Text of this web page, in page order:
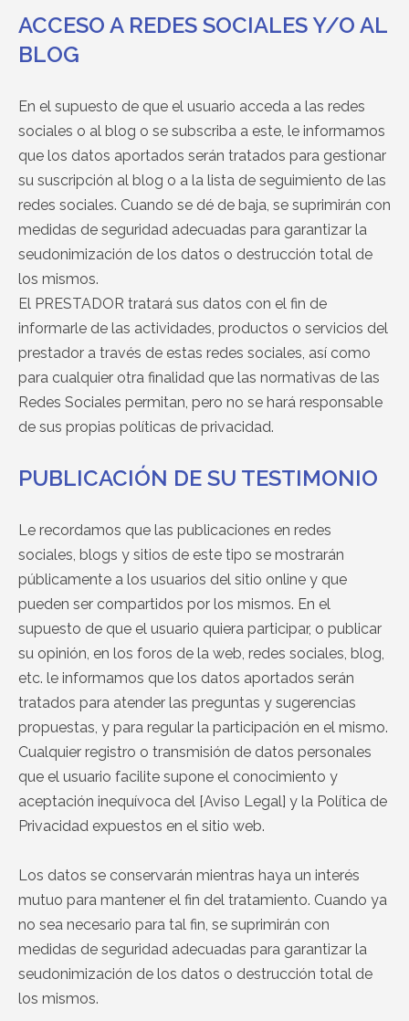
ACCESO A REDES SOCIALES Y/O AL
BLOG
En el supuesto de que el usuario acceda a las redes
sociales o al blog o se subscriba a este, le informamos
que los datos aportados serán tratados para gestionar
su suscripción al blog o a la lista de seguimiento de las
redes sociales. Cuando se dé de baja, se suprimirán con
medidas de seguridad adecuadas para garantizar la
seudonimización de los datos o destrucción total de
los mismos.
El PRESTADOR tratará sus datos con el fin de
informarle de las actividades, productos o servicios del
prestador a través de estas redes sociales, así como
para cualquier otra finalidad que las normativas de las
Redes Sociales permitan, pero no se hará responsable
de sus propias políticas de privacidad.
PUBLICACIÓN DE SU TESTIMONIO
Le recordamos que las publicaciones en redes
sociales, blogs y sitios de este tipo se mostrarán
públicamente a los usuarios del sitio online y que
pueden ser compartidos por los mismos. En el
supuesto de que el usuario quiera participar, o publicar
su opinión, en los foros de la web, redes sociales, blog,
etc. le informamos que los datos aportados serán
tratados para atender las preguntas y sugerencias
propuestas, y para regular la participación en el mismo.
Cualquier registro o transmisión de datos personales
que el usuario facilite supone el conocimiento y
aceptación inequívoca del [Aviso Legal] y la Política de
Privacidad expuestos en el sitio web.
Los datos se conservarán mientras haya un interés
mutuo para mantener el fin del tratamiento. Cuando ya
no sea necesario para tal fin, se suprimirán con
medidas de seguridad adecuadas para garantizar la
seudonimización de los datos o destrucción total de
los mismos.